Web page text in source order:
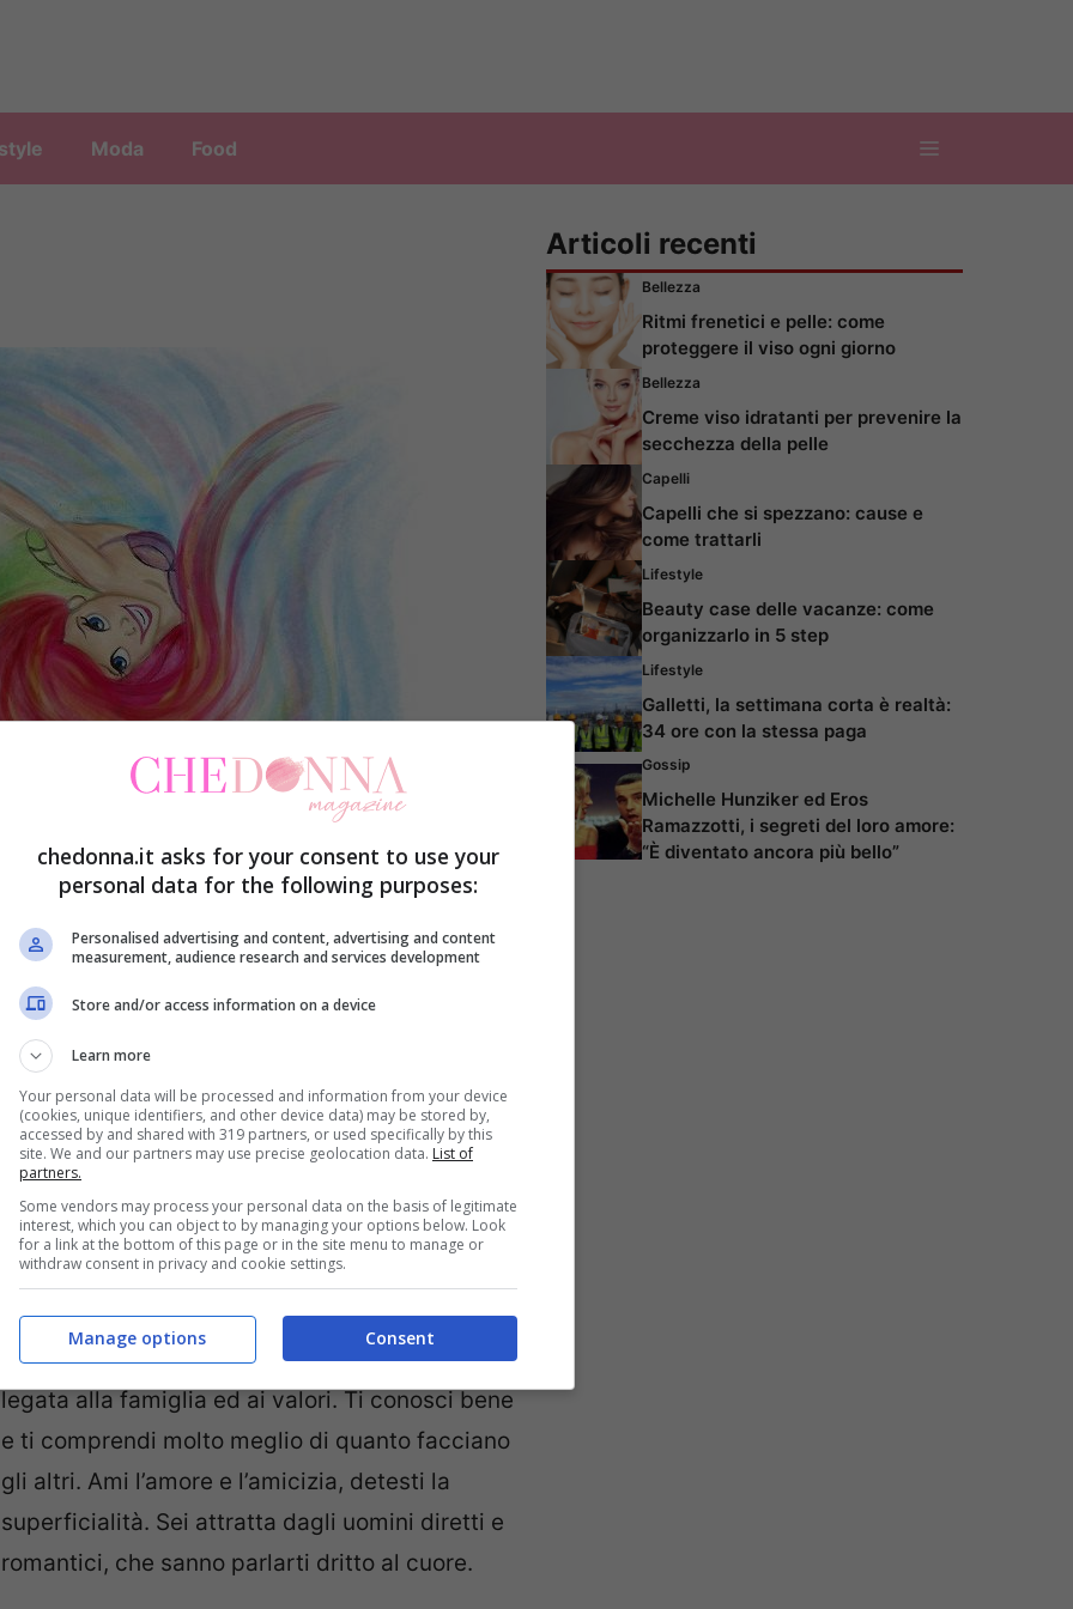
Moda Food
sulla tua vita? Un test può aiutarti! Bastano
mettere sorprendentemente in chiaro il tuo
di Ariel, il profilo corrispondente ti svelerà
Test: le sorelle di Ariel
1 : Sei romantica, profonda, generosa, sensibile.
Il tuo animo è pacato, ma spumeggiante;
delicato ma grintoso. Sei una persona molto
legata alla famiglia ed ai valori. Ti conosci bene
e ti comprendi molto meglio di quanto facciano
gli altri. Ami l’amore e l’amicizia, detesti la
superficialità. Sei attratta dagli uomini diretti e
romantici, che sanno parlarti dritto al cuore.
Articoli recenti
Bellezza
Ritmi frenetici e pelle: come
proteggere il viso ogni giorno
Bellezza
Creme viso idratanti per prevenire la
secchezza della pelle
Capelli
Capelli che si spezzano: cause e
come trattarli
Lifestyle
Beauty case delle vacanze: come
organizzarlo in 5 step
Lifestyle
Galletti, la settimana corta è realtà:
34 ore con la stessa paga
Gossip
Michelle Hunziker ed Eros
Ramazzotti, i segreti del loro amore:
“È diventato ancora più bello”
chedonna.it asks for your consent to use your
personal data for the following purposes:
Personalised advertising and content, advertising and content
measurement, audience research and services development
Store and/or access information on a device
Learn more
Your personal data will be processed and information from your device
(cookies, unique identifiers, and other device data) may be stored by,
accessed by and shared with 319 partners, or used specifically by this
site. We and our partners may use precise geolocation data. List of
partners.
Some vendors may process your personal data on the basis of legitimate
interest, which you can object to by managing your options below. Look
for a link at the bottom of this page or in the site menu to manage or
withdraw consent in privacy and cookie settings.
Consent
Manage options